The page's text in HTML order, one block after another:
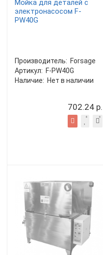
Мойка для деталей с
электронасосом F-
PW40G
Производитель: Forsage
Артикул: F-PW40G
Наличие: Нет в наличии
702.24 р.